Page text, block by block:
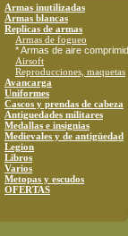
Armas inutilizadas
Armas blancas
Replicas de armas
Armas de fogueo
* Armas de aire
Airsoft
Reproducciones, maquetas
Avancarga
Uniformes
Cascos y prendas de cabeza
Antiguedades militares
Medallas e insignias
Medievales y de antigüedad
Legion
Libros
Varios
Metopas y escudos
OFERTAS